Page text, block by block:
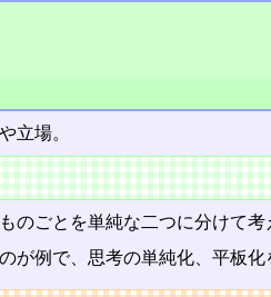
立場。
ごとを単純な二つに分けて考
が例で、思考の単純化、平板